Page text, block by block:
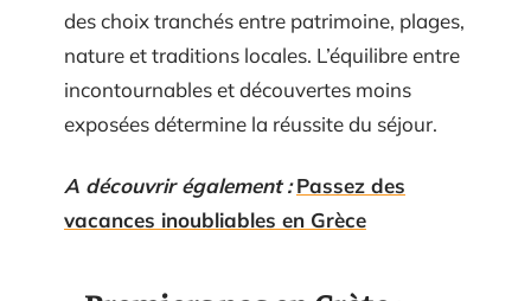
des choix tranchés entre patrimoine, plages,
nature et traditions locales. L’équilibre entre
incontournables et découvertes moins
exposées détermine la réussite du séjour.
A découvrir également : Passez des
vacances inoubliables en Grèce